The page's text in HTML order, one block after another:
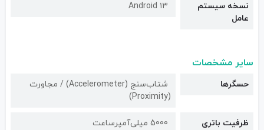
نسخه سیستم
عامل
Android ۱۳
سایر مشخصات
حسگرها
شتاب‌سنج (Accelerometer) / مجاورت
(Proximity)
ظرفیت باتری 5000 میلی‌آمپرساعت